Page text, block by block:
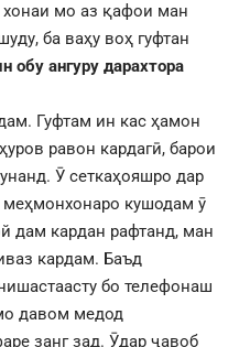
хонаи мо аз қафои ман
ба ваҳу воҳ гуфтан
обу ангуру дарахтора
Гуфтам ин кас ҳамон
равон кардагӣ, барои
Ӯ сеткаҳояшро дар
кушодам ӯ
дам кардан рафтанд, ман
кардам. Баъд
бо телефонаш
давом медод
занг зад. Ӯдар ҷавоб